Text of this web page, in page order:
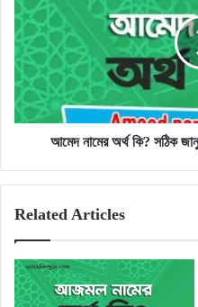
অর্থ
কি?
সঠিক
জানুন
(Ameed
name
meaning)
আমেদ নামের অর্থ কি? সঠিক
Related Articles